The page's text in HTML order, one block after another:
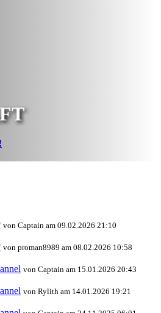
von Captain am 09.02.2026 21:10
von proman8989 am 08.02.2026 10:58
von Captain am 15.01.2026 20:43
von Rylith am 14.01.2026 19:21